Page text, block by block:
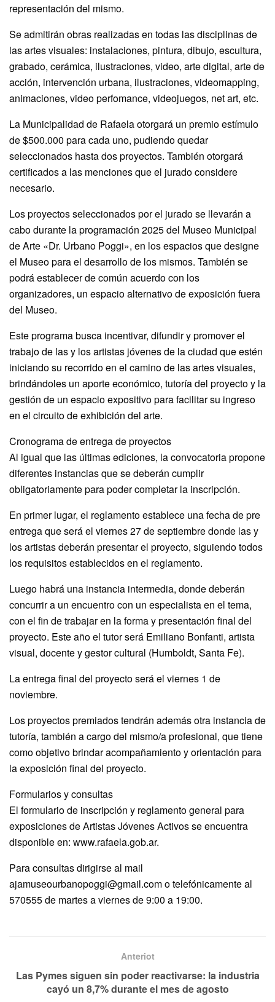
representación del mismo.
Se admitirán obras realizadas en todas las disciplinas de
las artes visuales: instalaciones, pintura, dibujo, escultura,
grabado, cerámica, ilustraciones, video, arte digital, arte de
acción, intervención urbana, ilustraciones, videomapping,
animaciones, video perfomance, videojuegos, net art, etc.
La Municipalidad de Rafaela otorgará un premio estímulo
de $500.000 para cada uno, pudiendo quedar
seleccionados hasta dos proyectos. También otorgará
certificados a las menciones que el jurado considere
necesario.
Los proyectos seleccionados por el jurado se llevarán a
cabo durante la programación 2025 del Museo Municipal
de Arte «Dr. Urbano Poggi», en los espacios que designe
el Museo para el desarrollo de los mismos. También se
podrá establecer de común acuerdo con los
organizadores, un espacio alternativo de exposición fuera
del Museo.
Este programa busca incentivar, difundir y promover el
trabajo de las y los artistas jóvenes de la ciudad que estén
iniciando su recorrido en el camino de las artes visuales,
brindándoles un aporte económico, tutoría del proyecto y la
gestión de un espacio expositivo para facilitar su ingreso
en el circuito de exhibición del arte.
Cronograma de entrega de proyectos
Al igual que las últimas ediciones, la convocatoria propone
diferentes instancias que se deberán cumplir
obligatoriamente para poder completar la inscripción.
En primer lugar, el reglamento establece una fecha de pre
entrega que será el viernes 27 de septiembre donde las y
los artistas deberán presentar el proyecto, siguiendo todos
los requisitos establecidos en el reglamento.
Luego habrá una instancia intermedia, donde deberán
concurrir a un encuentro con un especialista en el tema,
con el fin de trabajar en la forma y presentación final del
proyecto. Este año el tutor será Emiliano Bonfanti, artista
visual, docente y gestor cultural (Humboldt, Santa Fe).
La entrega final del proyecto será el viernes 1 de
noviembre.
Los proyectos premiados tendrán además otra instancia de
tutoría, también a cargo del mismo/a profesional, que tiene
como objetivo brindar acompañamiento y orientación para
la exposición final del proyecto.
Formularios y consultas
El formulario de inscripción y reglamento general para
exposiciones de Artistas Jóvenes Activos se encuentra
disponible en: www.rafaela.gob.ar.
Para consultas dirigirse al mail
ajamuseourbanopoggi@gmail.com o telefónicamente al
570555 de martes a viernes de 9:00 a 19:00.
Anteriot
Las Pymes siguen sin poder reactivarse: la industria
cayó un 8,7% durante el mes de agosto